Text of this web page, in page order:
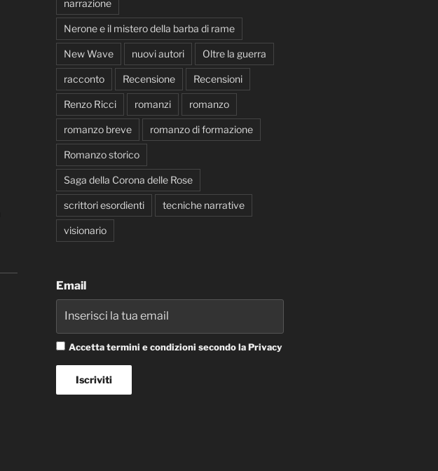
narrazione
Nerone e il mistero della barba di rame
New Wave nuovi autori Oltre la guerra
racconto Recensione Recensioni
Renzo Ricci romanzi romanzo
romanzo breve romanzo di formazione
Romanzo storico
Saga della Corona delle Rose
scrittori esordienti tecniche narrative
visionario
Email
Accetta termini e condizioni secondo la Privacy